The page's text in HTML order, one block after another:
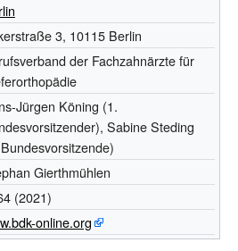
3, 10115 Berlin
der Fachzahnärzte für
Jürgen Köning (1.
Sabine Steding
Gierthmühlen
(2021)
online.org